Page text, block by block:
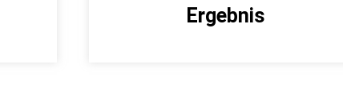
Ergebnis